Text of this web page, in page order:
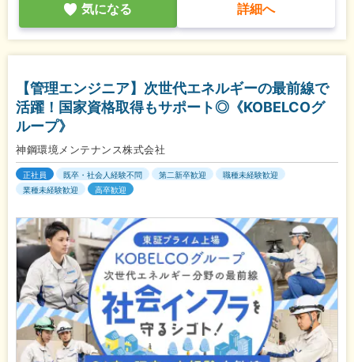
気になる 詳細へ
【管理エンジニア】次世代エネルギーの最前線で
活躍！国家資格取得もサポート◎《KOBELCOグ
ループ》
神鋼環境メンテナンス株式会社
正社員 既卒・社会人経験不問 第二新卒歓迎
職種未経験歓迎
業種未経験歓迎
高卒歓迎